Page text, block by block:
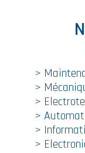
>
>
>
>
>
>